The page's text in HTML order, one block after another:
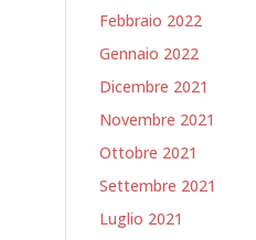
Febbraio 2022
Gennaio 2022
Dicembre 2021
Novembre 2021
Ottobre 2021
Settembre 2021
Luglio 2021